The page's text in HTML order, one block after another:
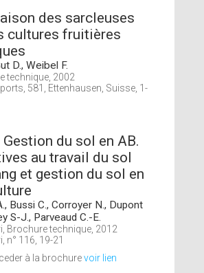
des sarcleuses
cultures fruitières
D., Weibel F.
technique, 2002
581, Ettenhausen, Suisse, 1-
du sol en AB.
au travail du sol
et gestion du sol en
Bussi C., Corroyer N., Dupont
S-J., Parveaud C.-E.
Brochure technique, 2012
n° 116, 19-21
à la brochurevoir lien